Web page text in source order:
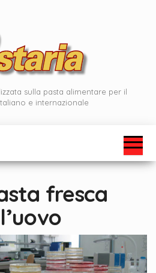
sulla pasta alimentare per il
e internazionale
fresca